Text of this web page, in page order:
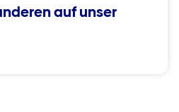
auf unser